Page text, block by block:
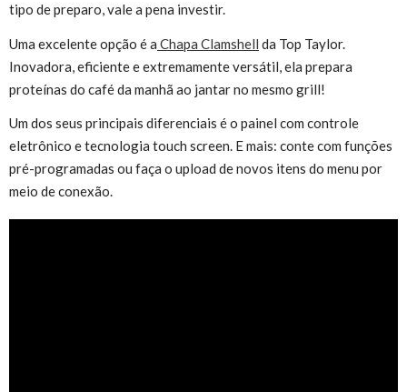
tipo de preparo, vale a pena investir.
Uma excelente opção é a Chapa Clamshell da Top Taylor.
Inovadora, eficiente e extremamente versátil, ela prepara
proteínas do café da manhã ao jantar no mesmo grill!
Um dos seus principais diferenciais é o painel com controle
eletrônico e tecnologia touch screen. E mais: conte com funções
pré-programadas ou faça o upload de novos itens do menu por
meio de conexão.